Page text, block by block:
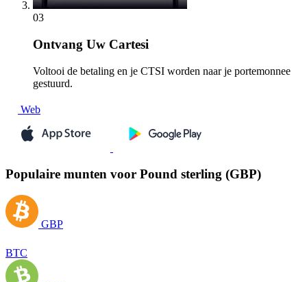
03
Ontvang Uw Cartesi
Voltooi de betaling en je CTSI worden naar je portemonnee
gestuurd.
Web
Populaire munten voor Pound sterling (GBP)
GBP
BTC